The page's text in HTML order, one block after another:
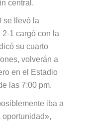
central.
se llevó la
1 cargó con la
su cuarto
volverán a
en el Estadio
las 7:00 pm.
iba a
oportunidad»,